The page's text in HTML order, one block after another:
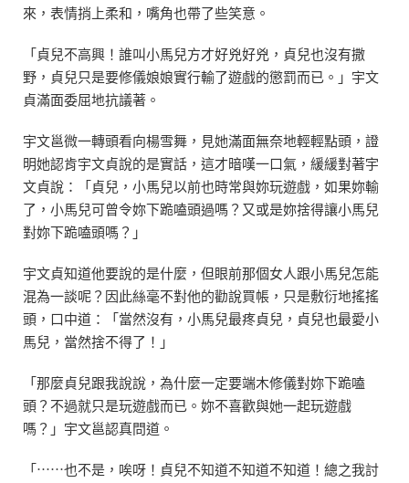
來，表情捎上柔和，嘴角也帶了些笑意。
「貞兒不高興！誰叫小馬兒方才好兇好兇，貞兒也沒有撒
野，貞兒只是要修儀娘娘實行輸了遊戲的懲罰而已。」宇文
貞滿面委屈地抗議著。
宇文邕微一轉頭看向楊雪舞，見她滿面無奈地輕輕點頭，證
明她認肯宇文貞說的是實話，這才暗嘆一口氣，緩緩對著宇
文貞說：「貞兒，小馬兒以前也時常與妳玩遊戲，如果妳輸
了，小馬兒可曾令妳下跪嗑頭過嗎？又或是妳捨得讓小馬兒
對妳下跪嗑頭嗎？」
宇文貞知道他要說的是什麼，但眼前那個女人跟小馬兒怎能
混為一談呢？因此絲毫不對他的勸說買帳，只是敷衍地搖搖
頭，口中道：「當然沒有，小馬兒最疼貞兒，貞兒也最愛小
馬兒，當然捨不得了！」
「那麼貞兒跟我說說，為什麼一定要端木修儀對妳下跪嗑
頭？不過就只是玩遊戲而已。妳不喜歡與她一起玩遊戲
嗎？」宇文邕認真問道。
「⋯⋯也不是，唉呀！貞兒不知道不知道不知道！總之我討